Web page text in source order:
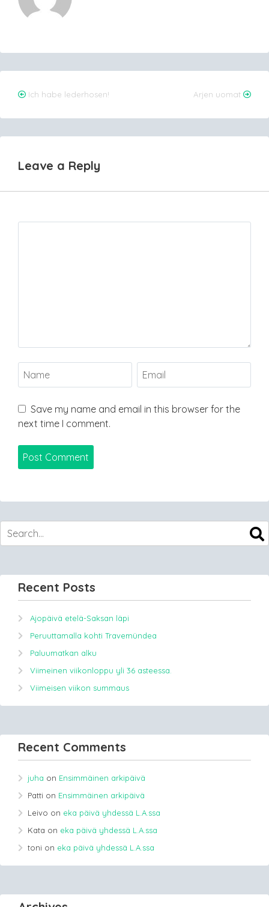
Post
navigation
Ich habe lederhosen! Arjen uomat
Leave a Reply
Save my name and email in this browser for the
next time I comment.
Recent Posts
Ajopäivä etelä-Saksan läpi
Peruuttamalla kohti Travemündea
Paluumatkan alku
Viimeinen viikonloppu yli 36 asteessa.
Viimeisen viikon summaus
Recent Comments
juha on Ensimmäinen arkipäivä
Patti on Ensimmäinen arkipäivä
Leivo on eka päivä yhdessä L.A.ssa
Kata on eka päivä yhdessä L.A.ssa
toni on eka päivä yhdessä L.A.ssa